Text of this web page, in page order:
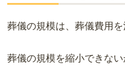
葬儀の規模は、葬儀費用
葬儀の規模を縮小できない